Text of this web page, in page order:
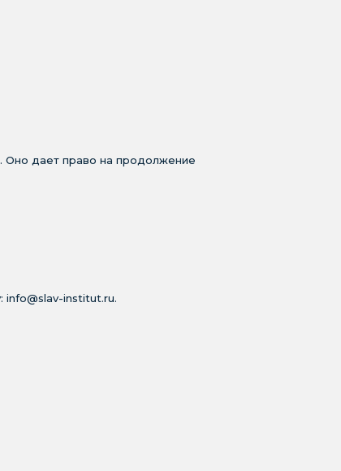
Оно дает право на продолжение
info@slav-institut.ru.